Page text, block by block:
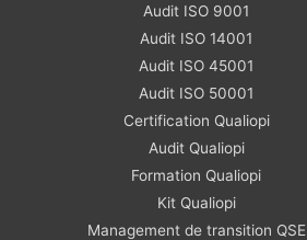
Audit ISO 9001
Audit ISO 14001
Audit ISO 45001
Audit ISO 50001
Certification Qualiopi
Audit Qualiopi
Formation Qualiopi
Kit Qualiopi
Management de transition QSE